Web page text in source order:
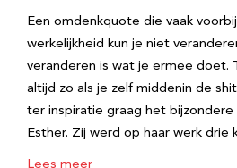
Een omdenkquote die vaak
werkelijkheid kun je niet
veranderen is wat je ermee doet.
altijd zo als je zelf middenin de
ter inspiratie graag het bijzondere
Esther. Zij werd op haar werk
Lees meer